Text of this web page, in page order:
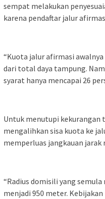
sempat melakukan
karena pendaftar jalur
“Kuota jalur afirmasi
dari total daya tampung.
syarat hanya mencapai 26
Untuk menutupi kekurangan
mengalihkan sisa kuota ke
memperluas jangkauan jarak
“Radius domisili yang
menjadi 950 meter.